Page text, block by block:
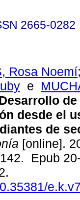
2665-0282
Rosa Noemí
e
desde el
de
[online].
Epub